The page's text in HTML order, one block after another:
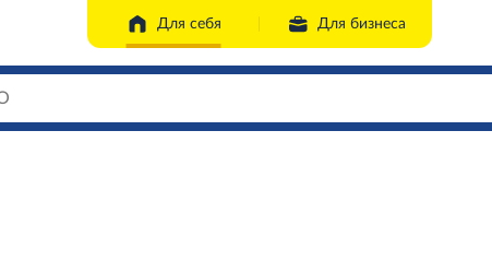
Для себя Для бизнеса